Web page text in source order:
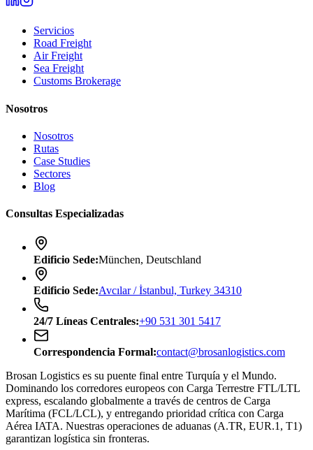
Servicios
Road Freight
Air Freight
Sea Freight
Customs Brokerage
Nosotros
Nosotros
Rutas
Case Studies
Sectores
Blog
Consultas Especializadas
Edificio Sede:München, Deutschland
Edificio Sede:Avcılar / İstanbul, Turkey 34310
24/7 Líneas Centrales:+90 531 301 5417
Correspondencia Formal:contact@brosanlogistics.com
Brosan Logistics es su puente final entre Turquía y el Mundo.
Dominando los corredores europeos con Carga Terrestre FTL/LTL
express, escalando globalmente a través de centros de Carga
Marítima (FCL/LCL), y entregando prioridad crítica con Carga
Aérea IATA. Nuestras operaciones de aduanas (A.TR, EUR.1, T1)
garantizan logística sin fronteras.